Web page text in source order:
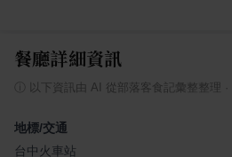
餐廳詳細資訊
ⓘ 以下資訊由 AI 從部落客食記彙整整理
地標/交通
台中火車站